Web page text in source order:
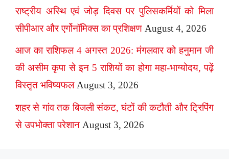
राष्ट्रीय अस्थि एवं जोड़ दिवस पर पुलिसकर्मियों को मिला
सीपीआर और एर्गोनॉमिक्स का प्रशिक्षण August 4, 2026
आज का राशिफल 4 अगस्त 2026: मंगलवार को हनुमान जी
की असीम कृपा से इन 5 राशियों का होगा महा-भाग्योदय, पढ़ें
विस्तृत भविष्यफल August 3, 2026
शहर से गांव तक बिजली संकट, घंटों की कटौती और ट्रिपिंग
से उपभोक्ता परेशान August 3, 2026